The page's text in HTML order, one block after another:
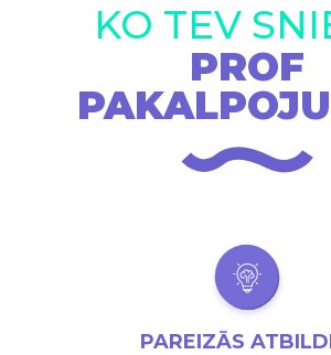
KO TEV
PROF
PAREIZĀS